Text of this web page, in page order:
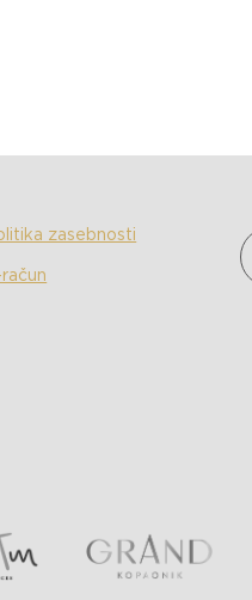
zasebnosti
račun